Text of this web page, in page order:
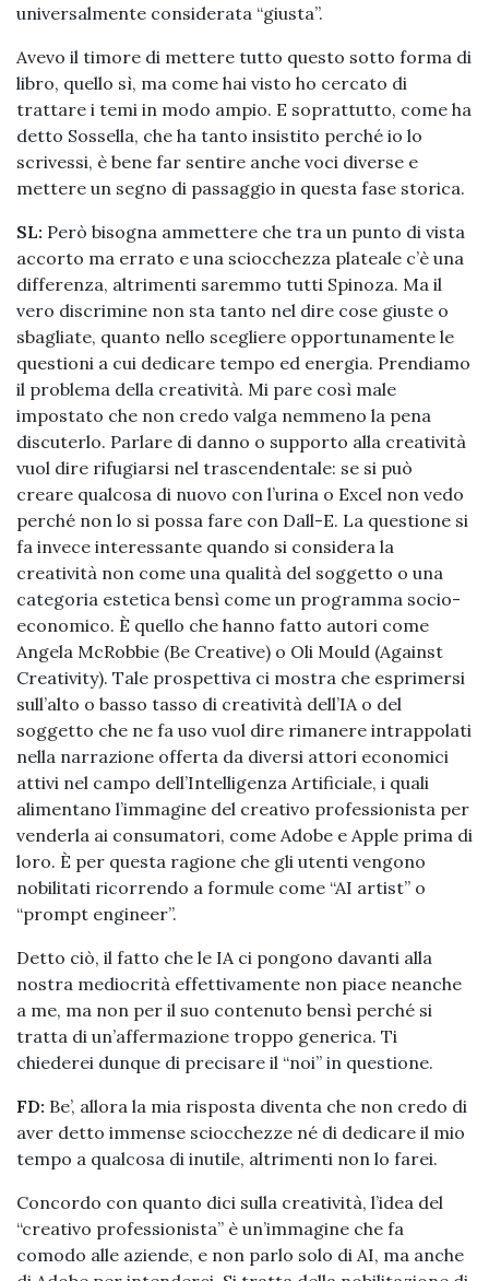
universalmente considerata “giusta”.
Avevo il timore di mettere tutto questo sotto forma di
libro, quello sì, ma come hai visto ho cercato di
trattare i temi in modo ampio. E soprattutto, come ha
detto Sossella, che ha tanto insistito perché io lo
scrivessi, è bene far sentire anche voci diverse e
mettere un segno di passaggio in questa fase storica.
SL: Però bisogna ammettere che tra un punto di vista
accorto ma errato e una sciocchezza plateale c’è una
differenza, altrimenti saremmo tutti Spinoza. Ma il
vero discrimine non sta tanto nel dire cose giuste o
sbagliate, quanto nello scegliere opportunamente le
questioni a cui dedicare tempo ed energia. Prendiamo
il problema della creatività. Mi pare così male
impostato che non credo valga nemmeno la pena
discuterlo. Parlare di danno o supporto alla creatività
vuol dire rifugiarsi nel trascendentale: se si può
creare qualcosa di nuovo con l’urina o Excel non vedo
perché non lo si possa fare con Dall-E. La questione si
fa invece interessante quando si considera la
creatività non come una qualità del soggetto o una
categoria estetica bensì come un programma socio-
economico. È quello che hanno fatto autori come
Angela McRobbie (Be Creative) o Oli Mould (Against
Creativity). Tale prospettiva ci mostra che esprimersi
sull’alto o basso tasso di creatività dell’IA o del
soggetto che ne fa uso vuol dire rimanere intrappolati
nella narrazione offerta da diversi attori economici
attivi nel campo dell’Intelligenza Artificiale, i quali
alimentano l’immagine del creativo professionista per
venderla ai consumatori, come Adobe e Apple prima di
loro. È per questa ragione che gli utenti vengono
nobilitati ricorrendo a formule come “AI artist” o
“prompt engineer”.
Detto ciò, il fatto che le IA ci pongono davanti alla
nostra mediocrità effettivamente non piace neanche
a me, ma non per il suo contenuto bensì perché si
tratta di un’affermazione troppo generica. Ti
chiederei dunque di precisare il “noi” in questione.
FD: Be’, allora la mia risposta diventa che non credo di
aver detto immense sciocchezze né di dedicare il mio
tempo a qualcosa di inutile, altrimenti non lo farei.
Concordo con quanto dici sulla creatività, l’idea del
“creativo professionista” è un’immagine che fa
comodo alle aziende, e non parlo solo di AI, ma anche